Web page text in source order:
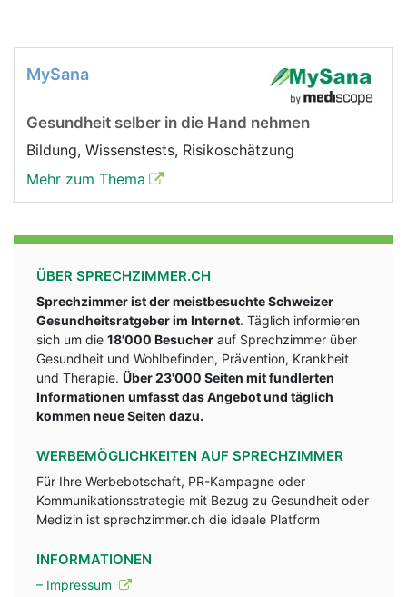
MySana
Gesundheit selber in die Hand nehmen
Bildung, Wissenstests, Risikoschätzung
Mehr zum Thema
ÜBER SPRECHZIMMER.CH
Sprechzimmer ist der meistbesuchte Schweizer
Gesundheitsratgeber im Internet. Täglich informieren
sich um die 18'000 Besucher auf Sprechzimmer über
Gesundheit und Wohlbefinden, Prävention, Krankheit
und Therapie. Über 23'000 Seiten mit fundlerten
Informationen umfasst das Angebot und täglich
kommen neue Seiten dazu.
WERBEMÖGLICHKEITEN AUF SPRECHZIMMER
Für Ihre Werbebotschaft, PR-Kampagne oder
Kommunikationsstrategie mit Bezug zu Gesundheit oder
Medizin ist sprechzimmer.ch die ideale Platform
INFORMATIONEN
– Impressum